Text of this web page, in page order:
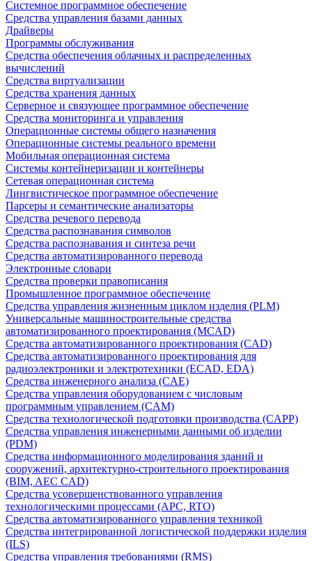
Системное программное обеспечение
Средства управления базами данных
Драйверы
Программы обслуживания
Средства обеспечения облачных и распределенных
вычислений
Средства виртуализации
Средства хранения данных
Серверное и связующее программное обеспечение
Средства мониторинга и управления
Операционные системы общего назначения
Операционные системы реального времени
Мобильная операционная система
Системы контейнеризации и контейнеры
Сетевая операционная система
Лингвистическое программное обеспечение
Парсеры и семантические анализаторы
Средства речевого перевода
Средства распознавания символов
Средства распознавания и синтеза речи
Средства автоматизированного перевода
Электронные словари
Средства проверки правописания
Промышленное программное обеспечение
Средства управления жизненным циклом изделия (PLM)
Универсальные машиностроительные средства
автоматизированного проектирования (MCAD)
Средства автоматизированного проектирования (CAD)
Средства автоматизированного проектирования для
радиоэлектроники и электротехники (ECAD, EDA)
Средства инженерного анализа (CAE)
Средства управления оборудованием с числовым
программным управлением (CAM)
Средства технологической подготовки производства (CAPP)
Средства управления инженерными данными об изделии
(PDM)
Средства информационного моделирования зданий и
сооружений, архитектурно-строительного проектирования
(BIM, AEC CAD)
Средства усовершенствованного управления
технологическими процессами (APC, RTO)
Средства автоматизированного управления техникой
Средства интегрированной логистической поддержки изделия
(ILS)
Средства управления требованиями (RMS)